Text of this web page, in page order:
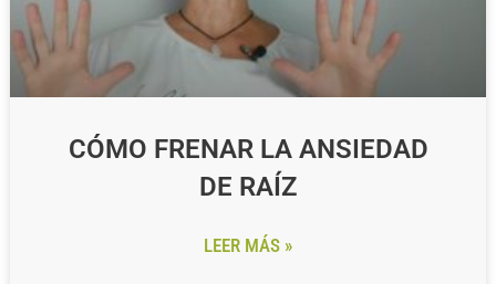
CÓMO FRENAR LA ANSIEDAD
DE RAÍZ
LEER MÁS »